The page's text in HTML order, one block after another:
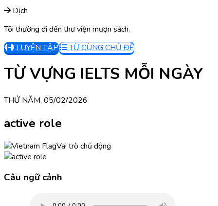
Dịch
Tôi thường đi đến thư viện mượn sách.
LUYỆN TẬP
TỪ CÙNG CHỦ ĐỀ
TỪ VỰNG IELTS MỖI NGÀY
THỨ NĂM, 05/02/2026
active role
Vai trò chủ động
Câu ngữ cảnh